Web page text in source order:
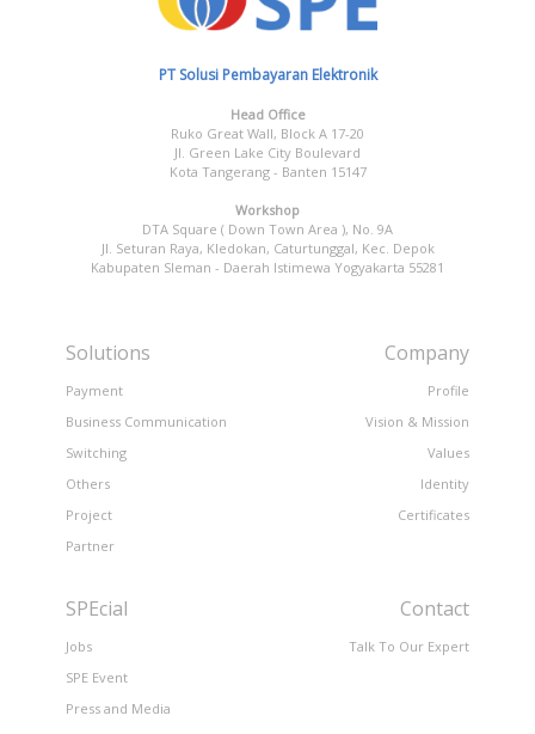
PT Solusi Pembayaran Elektronik
Head Office
Ruko Great Wall, Block A 17-20
Jl. Green Lake City Boulevard
Kota Tangerang - Banten 15147
Workshop
DTA Square ( Down Town Area ), No. 9A
Jl. Seturan Raya, Kledokan, Caturtunggal, Kec. Depok
Kabupaten Sleman - Daerah Istimewa Yogyakarta 55281
Solutions
Payment
Business Communication
Switching
Others
Project
Partner
Company
Profile
Vision & Mission
Values
Identity
Certificates
SPEcial
Jobs
SPE Event
Press and Media
Contact
Talk To Our Expert